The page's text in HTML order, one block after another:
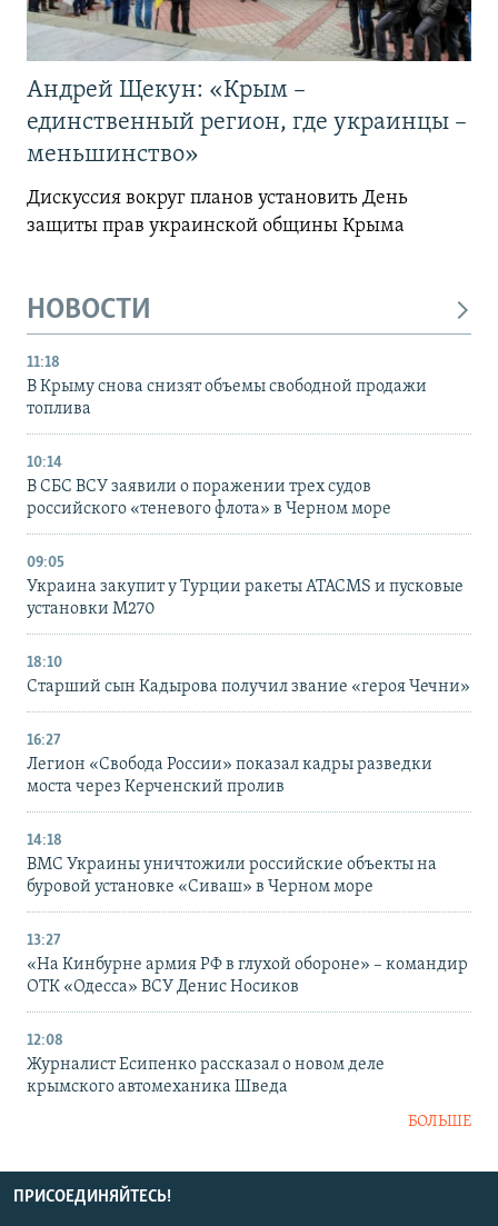
Андрей Щекун: «Крым –
единственный регион, где украинцы –
меньшинство»
Дискуссия вокруг планов установить День
защиты прав украинской общины Крыма
НОВОСТИ
11:18
В Крыму снова снизят объемы свободной продажи
топлива
10:14
В СБС ВСУ заявили о поражении трех судов
российского «теневого флота» в Черном море
09:05
Украина закупит у Турции ракеты ATACMS и пусковые
установки M270
18:10
Старший сын Кадырова получил звание «героя Чечни»
16:27
Легион «Свобода России» показал кадры разведки
моста через Керченский пролив
14:18
ВМС Украины уничтожили российские объекты на
буровой установке «Сиваш» в Черном море
13:27
«На Кинбурне армия РФ в глухой обороне» – командир
ОТК «Одесса» ВСУ Денис Носиков
12:08
Журналист Есипенко рассказал о новом деле
крымского автомеханика Шведа
БОЛЬШЕ
ПРИСОЕДИНЯЙТЕСЬ!